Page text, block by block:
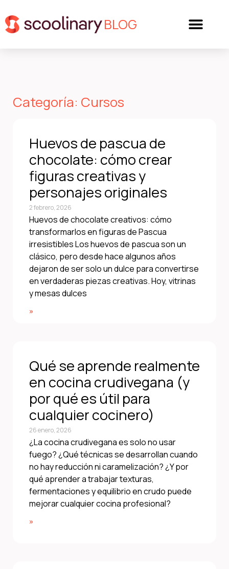
BLOG
Categoría: Cursos
Huevos de pascua de
chocolate: cómo crear
figuras creativas y
personajes originales
2 febrero, 2026
Huevos de chocolate creativos: cómo
transformarlos en figuras de Pascua
irresistibles Los huevos de pascua son un
clásico, pero desde hace algunos años
dejaron de ser solo un dulce para convertirse
en verdaderas piezas creativas. Hoy, vitrinas
y mesas dulces
»
Qué se aprende realmente
en cocina crudivegana (y
por qué es útil para
cualquier cocinero)
26 enero, 2026
¿La cocina crudivegana es solo no usar
fuego? ¿Qué técnicas se desarrollan cuando
no hay reducción ni caramelización? ¿Y por
qué aprender a trabajar texturas,
fermentaciones y equilibrio en crudo puede
mejorar cualquier cocina profesional?
»